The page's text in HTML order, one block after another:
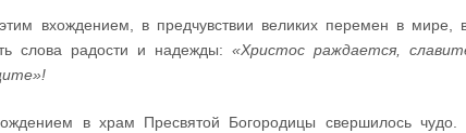
вхождением, в предчувствии великих перемен в
слова радости и надежды: «Христос раждается,
в храм Пресвятой Богородицы свершилось чудо.